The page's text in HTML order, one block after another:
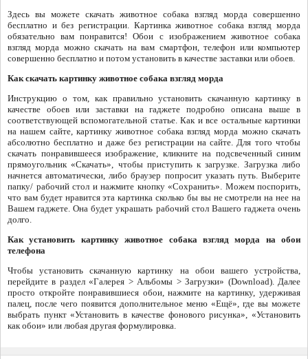
Здесь вы можете скачать животное собака взгляд морда совершенно
бесплатно и без регистрации. Картинка животное собака взгляд морда
обязательно вам понравится! Обои с изображением животное собака
взгляд морда можно скачать на вам смартфон, телефон или компьютер
совершенно бесплатно и потом установить в качестве заставки или обоев.
Как скачать картинку животное собака взгляд морда
Инструкцию о том, как правильно установить скачанную картинку в
качестве обоев или заставки на гаджете подробно описана выше в
соответствующей вспомогательной статье. Как и все остальные картинки
на нашем сайте, картинку животное собака взгляд морда можно скачать
абсолютно бесплатно и даже без регистрации на сайте. Для того чтобы
скачать понравившееся изображение, кликните на подсвеченный синим
прямоугольник «Скачать», чтобы приступить к загрузке. Загрузка либо
начнется автоматически, либо браузер попросит указать путь. Выберите
папку/ рабочий стол и нажмите кнопку «Сохранить». Можем поспорить,
что вам будет нравится эта картинка сколько бы вы не смотрели на нее на
Вашем гаджете. Она будет украшать рабочий стол Вашего гаджета очень
долго.
Как установить картинку животное собака взгляд морда на обои
телефона
Чтобы установить скачанную картинку на обои вашего устройства,
перейдите в раздел «Галерея > Альбомы > Загрузки» (Download). Далее
просто откройте понравившиеся обои, нажмите на картинку, удерживая
палец, после чего появится дополнительное меню «Ещё», где вы можете
выбрать пункт «Установить в качестве фонового рисунка», «Установить
как обои» или любая другая формулировка.